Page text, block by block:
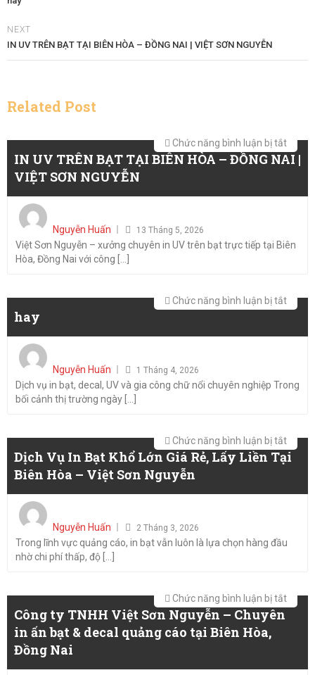
NEXT
IN UV TRÊN BẠT TẠI BIÊN HÒA – ĐỒNG NAI | VIỆT SƠN NGUYỄN
Related Post
Chức năng bình luận bị tắtở
IN
TRÊN
BIÊN
ĐỒNG
|
IN UV TRÊN BẠT TẠI BIÊN HÒA – ĐỒNG NAI |
VIỆT SƠN NGUYỄN
Nguyễn Huấn
13 Tháng 5, 2026
Việt Sơn Nguyễn – xưởng chuyên in UV trên bạt trực tiếp tại Biên
Hòa, Đồng Nai với công [...]
Chức năng bình luận bị tắtở
hay
Nguyễn Huấn
1 Tháng 4, 2026
Dịch vụ in bạt, decal, UV và gia công chữ nổi chuyên nghiệp Trong
bối cảnh thị trường ngày [...]
Chức năng bình luận bị tắtở
Dịch
In
Lớn
Lấy
Hòa
Dịch Vụ In Bạt Khổ Lớn Giá Rẻ, Lấy Liền Tại
Biên Hòa – Việt Sơn Nguyễn
Nguyễn Huấn
2 Tháng 3, 2026
Trong lĩnh vực quảng cáo, in bạt vẫn luôn là lựa chọn hàng đầu
nhờ chi phí thấp, độ [...]
Chức năng bình luận bị tắtở
Việt
Công ty TNHH Việt Sơn Nguyễn – Chuyên
in ấn bạt & decal quảng cáo tại Biên Hòa,
Đồng Nai